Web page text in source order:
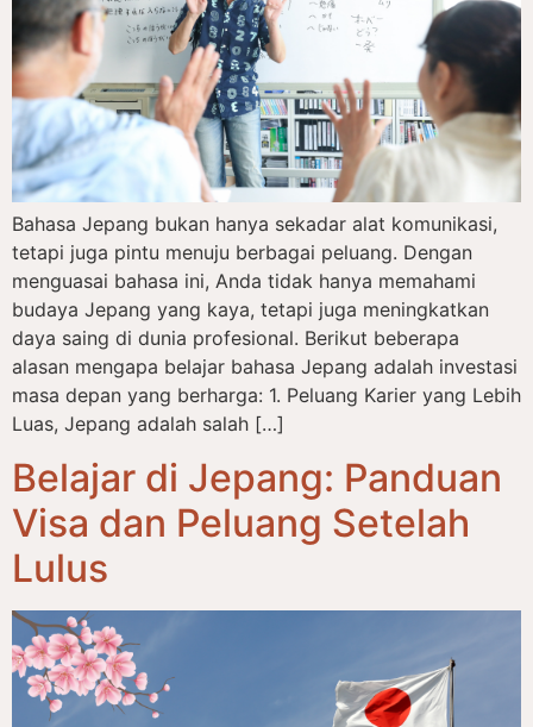
Bahasa Jepang bukan hanya sekadar alat komunikasi,
tetapi juga pintu menuju berbagai peluang. Dengan
menguasai bahasa ini, Anda tidak hanya memahami
budaya Jepang yang kaya, tetapi juga meningkatkan
daya saing di dunia profesional. Berikut beberapa
alasan mengapa belajar bahasa Jepang adalah investasi
masa depan yang berharga: 1. Peluang Karier yang Lebih
Luas, Jepang adalah salah […]
Belajar di Jepang: Panduan
Visa dan Peluang Setelah
Lulus